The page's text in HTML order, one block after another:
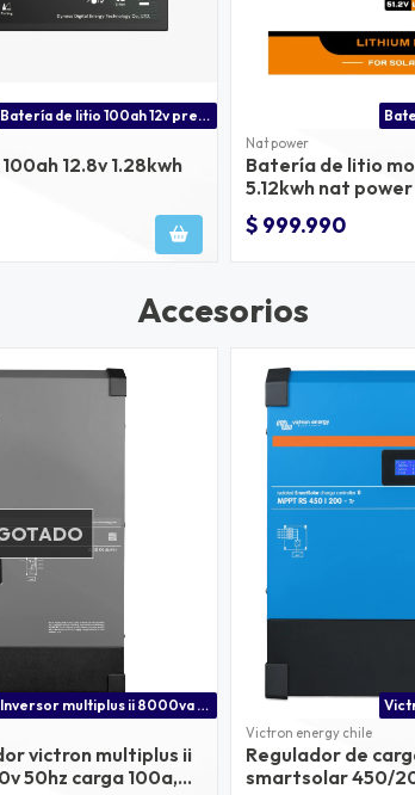
Batería de litio 100ah 12v precio
12.8v 1.28kwh
Nat power
Batería de litio
5.12kwh nat power
$ 999.990
Accesorios
Inversor multiplus ii 8000va 48v victron energy
victron multiplus ii
50hz carga 100a,
Victron energy chile
Regulador de
smartsolar 450/